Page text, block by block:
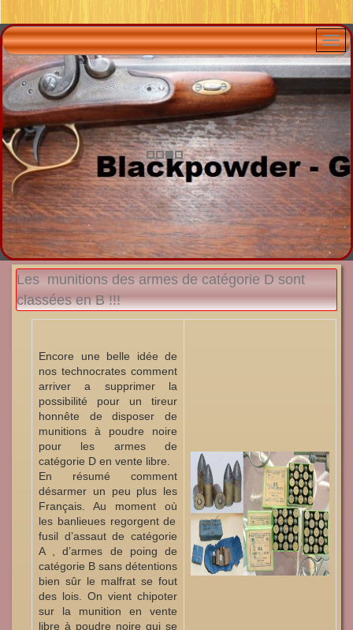
Les munitions des armes de catégorie D sont
classées en B !!!
Encore une belle idée de
nos technocrates comment
arrivera supprimer la
possibilité pour un tireur
honnête de disposer de
munitions à poudre noire
pour les armes de
catégorie D en vente libre.
En résumé comment
désarmer un peu plus les
Français. Au moment où
les banlieues regorgentde
fusil d’assautde catégorie
A ,
d’armes de poing de
catégorie B sans détentions
bien sûr le malfrat se fout
des lois. On vient chipoter
sur la munition en vente
libre à poudre noire qui se